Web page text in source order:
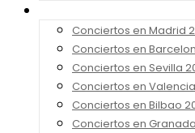
Conciertos en Madrid
Conciertos en
Conciertos en Sevilla
Conciertos en
Conciertos en Bilbao
Conciertos en